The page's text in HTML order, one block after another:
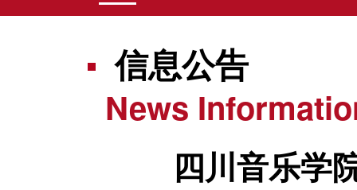
信息公告
News
四川音乐学